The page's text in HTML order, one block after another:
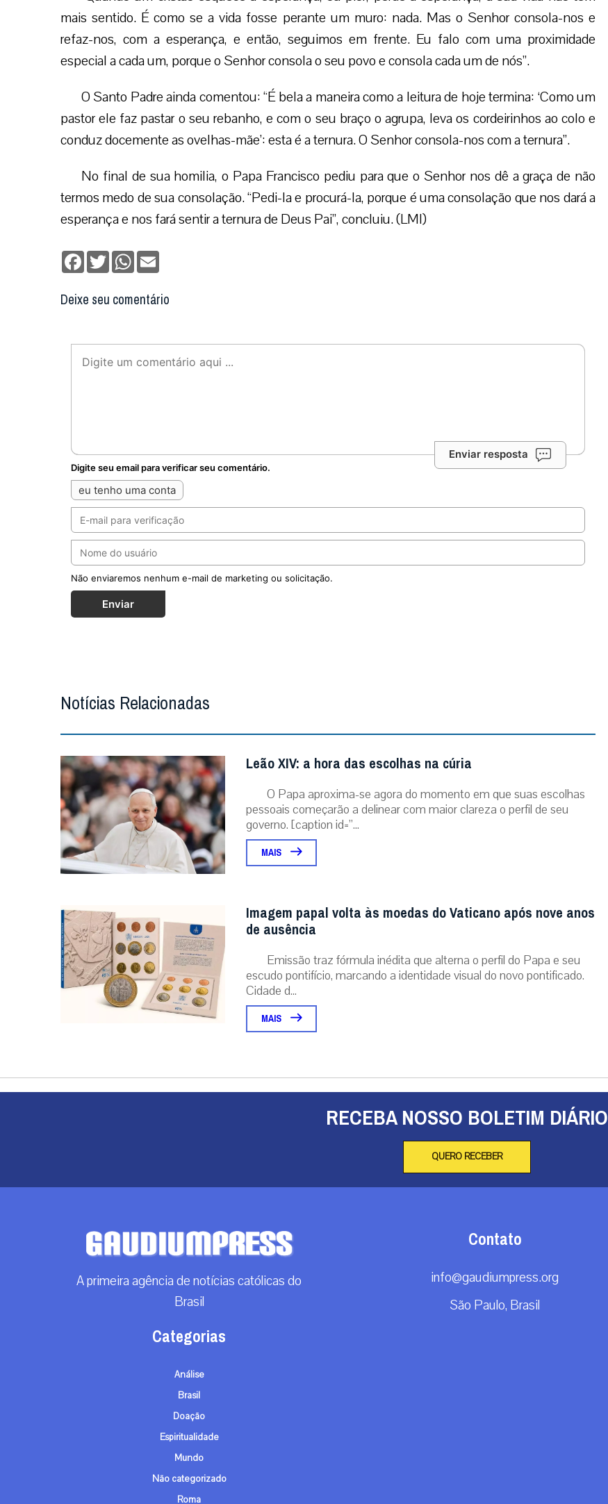
mais sentido. É como se a vida fosse perante um muro: nada. Mas o Senhor consola-nos e
refaz-nos, com a esperança, e então, seguimos em frente. Eu falo com uma proximidade
especial a cada um, porque o Senhor consola o seu povo e consola cada um de nós”.
O Santo Padre ainda comentou: “É bela a maneira como a leitura de hoje termina: ‘Como um
pastor ele faz pastar o seu rebanho, e com o seu braço o agrupa, leva os cordeirinhos ao colo e
conduz docemente as ovelhas-mãe’: esta é a ternura. O Senhor consola-nos com a ternura”.
No final de sua homilia, o Papa Francisco pediu para que o Senhor nos dê a graça de não
termos medo de sua consolação. “Pedi-la e procurá-la, porque é uma consolação que nos dará a
esperança e nos fará sentir a ternura de Deus Pai”, concluiu. (LMI)
Facebook
TwitterWhatsApp
Deixe seu comentário
Enviar resposta
Digite seu email para verificar seu comentário.
eu tenho uma conta
Não enviaremos nenhum e-mail de marketing ou solicitação.
Enviar
Notícias Relacionadas
Leão XIV: a hora das escolhas na cúria
O Papa aproxima-se agora do momento em que suas escolhas
pessoais começarão a delinear com maior clareza o perfil de seu
governo. [caption id=”...
MAIS
Imagem papal volta às moedas do Vaticano após nove anos
de ausência
Emissão traz fórmula inédita que alterna o perfil do Papa e seu
escudo pontifício, marcando a identidade visual do novo pontificado.
Cidade d...
MAIS
RECEBA NOSSO BOLETIM DIÁRIO
QUERO RECEBER
A primeira agência de notícias católicas do
Brasil
Categorias
Análise
Brasil
Doação
Espiritualidade
Mundo
Não categorizado
Roma
Contato
info@gaudiumpress.org
São Paulo, Brasil